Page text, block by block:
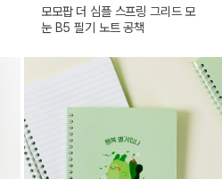
모모팝 더 심플 스프링 그리드 모
눈 B5 필기 노트 공책